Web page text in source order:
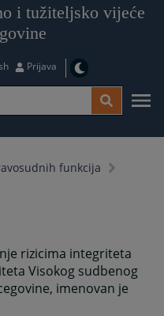
i tužiteljsko vijeće
Prijava
funkcija
rizicima integriteta
Visokog sudbenog
imenovan je